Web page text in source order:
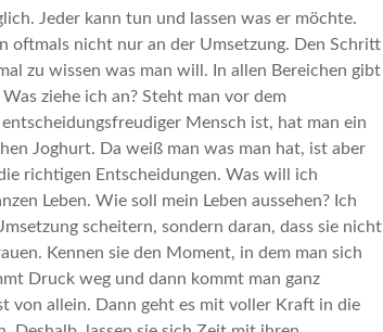
Jeder kann tun und lassen was er möchte.
oftmals nicht nur an der Umsetzung. Den Schritt
zu wissen was man will. In allen Bereichen gibt
ziehe ich an? Steht man vor dem
Mensch ist, hat man ein
Joghurt. Da weiß man was man hat, ist aber
richtigen Entscheidungen. Was will ich
Leben. Wie soll mein Leben aussehen? Ich
scheitern, sondern daran, dass sie nicht
Kennen sie den Moment, in dem man sich
Druck weg und dann kommt man ganz
von allein. Dann geht es mit voller Kraft in die